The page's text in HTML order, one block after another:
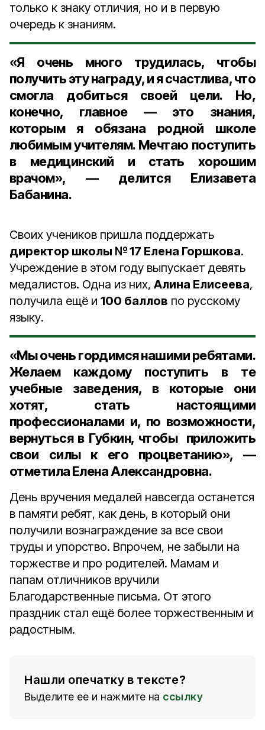
только к знаку отличия, но и в первую
очередь к знаниям.
«Я очень много трудилась, чтобы
получить эту награду, и я счастлива, что
смогла добиться своей цели. Но,
конечно, главное — это знания,
которым я обязана родной школе
любимым учителям. Мечтаю поступить
в медицинский и стать хорошим
врачом», — делится Елизавета
Бабанина.
Своих учеников пришла поддержать
директор школы № 17 Елена Горшкова.
Учреждение в этом году выпускает девять
медалистов. Одна из них, Алина Елисеева,
получила ещё и 100 баллов по русскому
языку.
«Мы очень гордимся нашими ребятами.
Желаем каждому поступить в те
учебные заведения, в которые они
хотят, стать настоящими
профессионалами и, по возможности,
вернуться в Губкин, чтобы приложить
свои силы к его процветанию», —
отметила Елена Александровна.
День вручения медалей навсегда останется
в памяти ребят, как день, в который они
получили вознаграждение за все свои
труды и упорство. Впрочем, не забыли на
торжестве и про родителей. Мамам и
папам отличников вручили
Благодарственные письма. От этого
праздник стал ещё более торжественным и
радостным.
Нашли опечатку в тексте?
Выделите ее и нажмите на ссылку